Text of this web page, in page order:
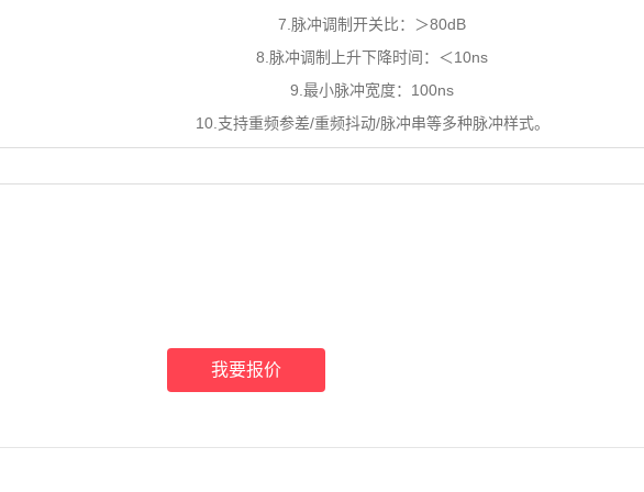
7.脉冲调制开关比：＞80dB
8.脉冲调制上升下降时间：＜10ns
9.最小脉冲宽度：100ns
10.支持重频参差/重频抖动/脉冲串等多种脉冲样式。
我要报价